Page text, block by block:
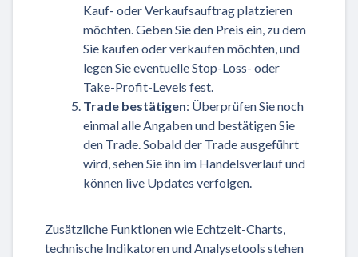
Kauf- oder Verkaufsauftrag platzieren
möchten. Geben Sie den Preis ein, zu dem
Sie kaufen oder verkaufen möchten, und
legen Sie eventuelle Stop-Loss- oder
Take-Profit-Levels fest.
Trade bestätigen: Überprüfen Sie noch
einmal alle Angaben und bestätigen Sie
den Trade. Sobald der Trade ausgeführt
wird, sehen Sie ihn im Handelsverlauf und
können live Updates verfolgen.
Zusätzliche Funktionen wie Echtzeit-Charts,
technische Indikatoren und Analysetools stehen